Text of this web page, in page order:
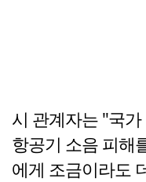
시 관계자는 "국
항공기 소음 피해
에게 조금이라도